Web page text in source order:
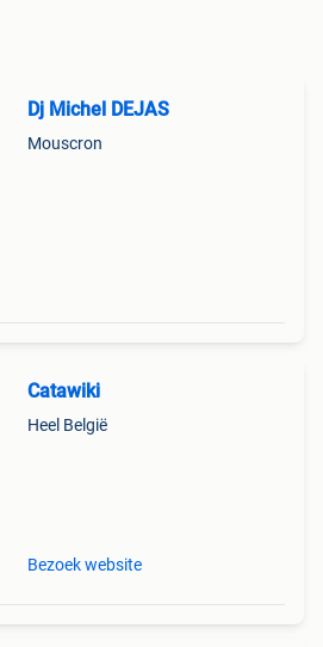
Dj Michel DEJAS
Mouscron
Catawiki
Heel België
Bezoek website